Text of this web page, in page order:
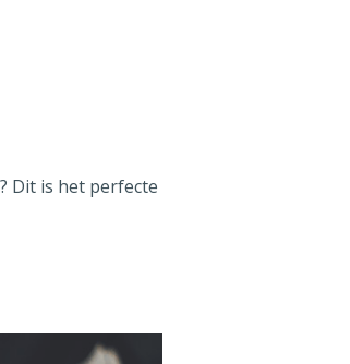
Dit is het perfecte